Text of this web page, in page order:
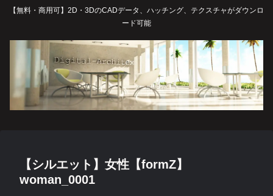
【無料・商用可】2D・3DのCADデータ、ハッチング、テクスチャがダウンロ
ード可能
【シルエット】女性【formZ】
woman_0001